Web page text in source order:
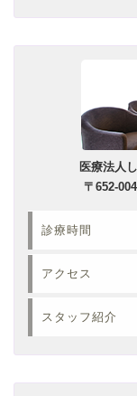
医療法人
〒652-
診療時間
アクセス
スタッフ紹介